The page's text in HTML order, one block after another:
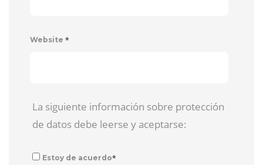
Website *
La siguiente información sobre protección
de datos debe leerse y aceptarse:
Estoy de acuerdo*